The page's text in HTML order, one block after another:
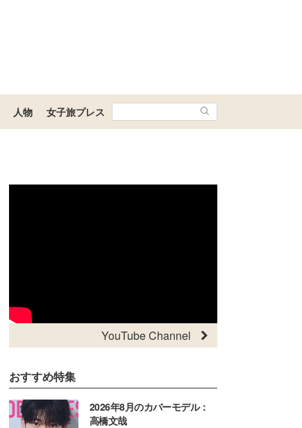
人物 女子旅プレス
YouTube Channel
おすすめ特集
2026年8月のカバーモデル：
高橋文哉